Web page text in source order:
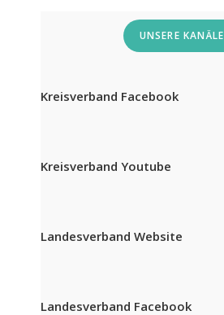
UNSERE KANÄLE
Kreisverband Facebook
Kreisverband Youtube
Landesverband Website
Landesverband Facebook